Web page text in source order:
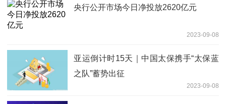
央行公开市场今日净投放2620亿元
2023-09-08
亚运倒计时15天｜中国太保携手“太保蓝
之队”蓄势出征
2023-09-08